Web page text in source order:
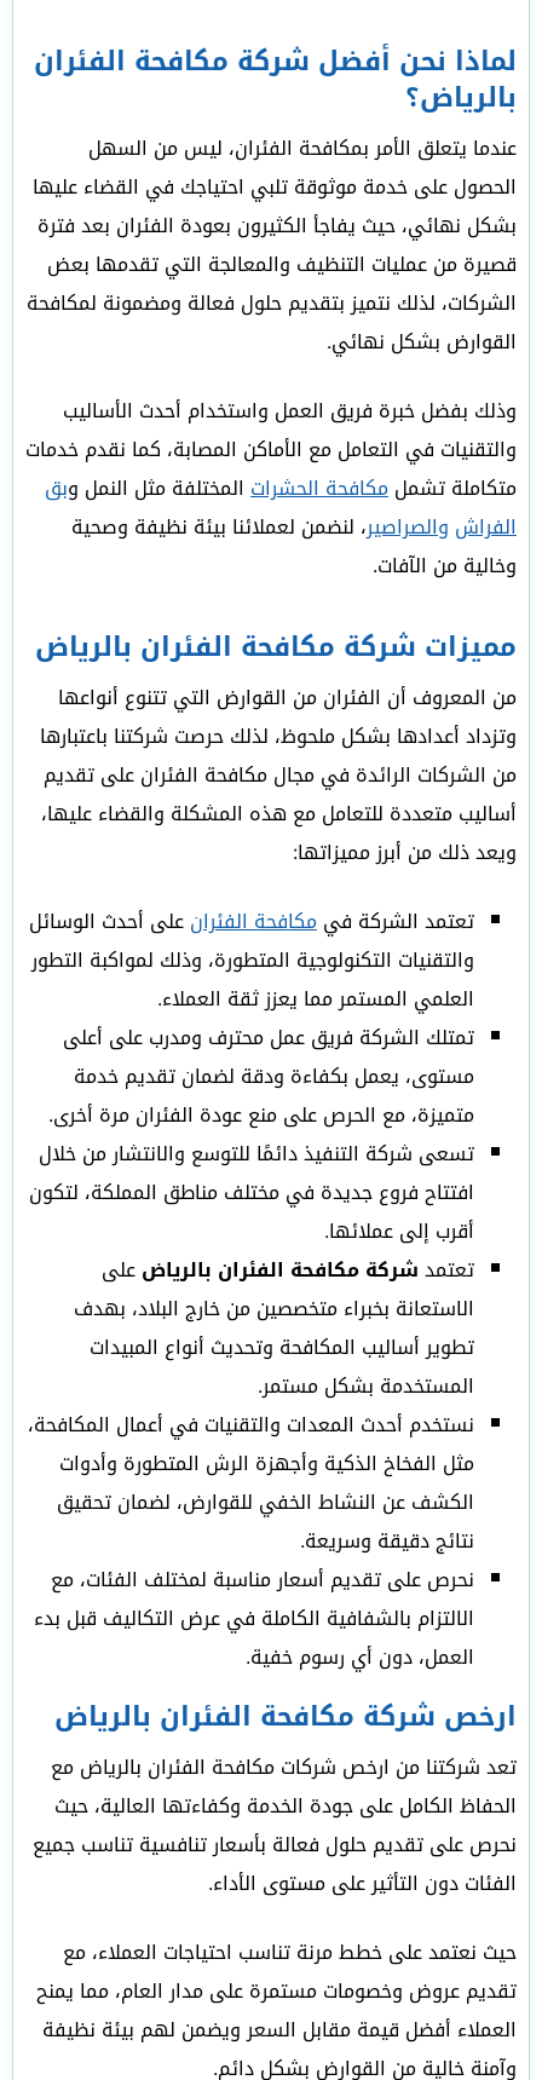
لماذا نحن أفضل شركة مكافحة الفئران
بالرياض؟
عندما يتعلق الأمر بمكافحة الفئران، ليس من السهل
الحصول على خدمة موثوقة تلبي احتياجك في القضاء عليها
بشكل نهائي، حيث يفاجأ الكثيرون بعودة الفئران بعد فترة
قصيرة من عمليات التنظيف والمعالجة التي تقدمها بعض
الشركات، لذلك نتميز بتقديم حلول فعالة ومضمونة لمكافحة
القوارض بشكل نهائي.
وذلك بفضل خبرة فريق العمل واستخدام أحدث الأساليب
والتقنيات في التعامل مع الأماكن المصابة، كما نقدم خدمات
متكاملة تشملمكافحة الحشرات المختلفة مثل النمل وبق
الفراش والصراصير، لنضمن لعملائنا بيئة نظيفة وصحية
وخالية من الآفات.
مميزات شركة مكافحة الفئران بالرياض
من المعروف أن الفئران من القوارض التي تتنوع أنواعها
وتزداد أعدادها بشكل ملحوظ، لذلك حرصت شركتنا باعتبارها
من الشركات الرائدة في مجال مكافحة الفئران على تقديم
أساليب متعددة للتعامل مع هذه المشكلة والقضاء عليها،
ويعد ذلك من أبرز مميزاتها:
تعتمد الشركة فيمكافحة الفئرانعلى أحدث الوسائل
والتقنيات التكنولوجية المتطورة، وذلك لمواكبة التطور
العلمي المستمر مما يعزز ثقة العملاء.
تمتلك الشركة فريق عمل محترف ومدرب على أعلى
مستوى، يعمل بكفاءة ودقة لضمان تقديم خدمة
متميزة، مع الحرص على منع عودة الفئران مرة أخرى.
تسعى شركة التنفيذ دائمًا للتوسع والانتشار من خلال
افتتاح فروع جديدة في مختلف مناطق المملكة، لتكون
أقرب إلى عملائها.
تعتمدشركة مكافحة الفئران بالرياضعلى
الاستعانة بخبراء متخصصين من خارج البلاد، بهدف
تطوير أساليب المكافحة وتحديث أنواع المبيدات
المستخدمة بشكل مستمر.
نستخدم أحدث المعدات والتقنيات في أعمال المكافحة،
مثل الفخاخ الذكية وأجهزة الرش المتطورة وأدوات
الكشف عن النشاط الخفي للقوارض، لضمان تحقيق
نتائج دقيقة وسريعة.
نحرص على تقديم أسعار مناسبة لمختلف الفئات، مع
الالتزام بالشفافية الكاملة في عرض التكاليف قبل بدء
العمل، دون أي رسوم خفية.
ارخص شركة مكافحة الفئران بالرياض
تعد شركتنا من ارخص شركات مكافحة الفئران بالرياض مع
الحفاظ الكامل على جودة الخدمة وكفاءتها العالية، حيث
نحرص على تقديم حلول فعالة بأسعار تنافسية تناسب جميع
الفئات دون التأثير على مستوى الأداء.
حيث نعتمد على خطط مرنة تناسب احتياجات العملاء، مع
تقديم عروض وخصومات مستمرة على مدار العام، مما يمنح
العملاء أفضل قيمة مقابل السعر ويضمن لهم بيئة نظيفة
وآمنة خالية من القوارض بشكل دائم.